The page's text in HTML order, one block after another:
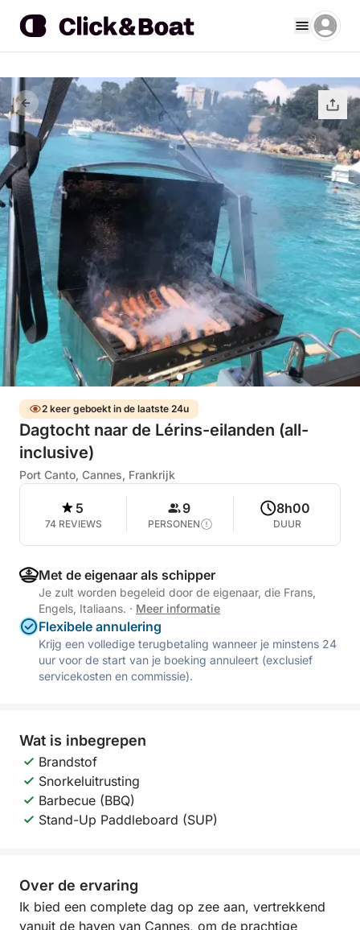
2 keer geboekt in de laatste 24u
Dagtocht naar de Lérins-eilanden (all-
inclusive)
Port Canto, Cannes, Frankrijk
5
74 REVIEWS
9
PERSONEN
8h00
DUUR
Met de eigenaar als schipper
Je zult worden begeleid door de eigenaar, die Frans,
Engels, Italiaans. · Meer informatie
Flexibele annulering
Krijg een volledige terugbetaling wanneer je minstens 24
uur voor de start van je boeking annuleert (exclusief
servicekosten en commissie).
Wat is inbegrepen
Brandstof
Snorkeluitrusting
Barbecue (BBQ)
Stand-Up Paddleboard (SUP)
Over de ervaring
Ik bied een complete dag op zee aan, vertrekkend
vanuit de haven van Cannes, om de prachtige